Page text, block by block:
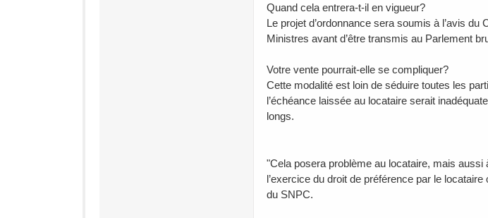
Quand cela entrera-t-il en vigueur?
Le projet d’ordonnance sera soumis à l’avis
Ministres avant d’être transmis au Parlement
Votre vente pourrait-elle se compliquer?
Cette modalité est loin de séduire toutes les
l’échéance laissée au locataire serait
longs.
"Cela posera problème au locataire, mais
l’exercice du droit de préférence par le
du SNPC.